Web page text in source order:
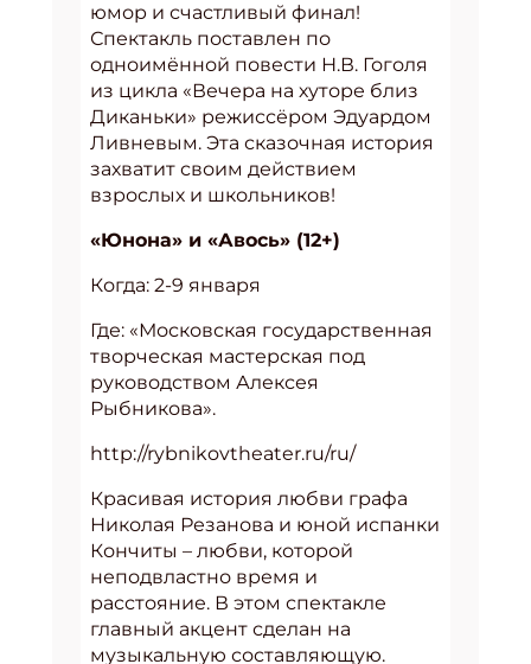
юмор и счастливый финал!
Спектакль поставлен по
одноимённой повести Н.В. Гоголя
из цикла «Вечера на хуторе близ
Диканьки» режиссёром Эдуардом
Ливневым. Эта сказочная история
захватит своим действием
взрослых и школьников!
«Юнона» и «Авось» (12+)
Когда: 2-9 января
Где: «Московская государственная
творческая мастерская под
руководством Алексея
Рыбникова».
http://rybnikovtheater.ru/ru/
Красивая история любви графа
Николая Резанова и юной испанки
Кончиты – любви, которой
неподвластно время и
расстояние. В этом спектакле
главный акцент сделан на
музыкальную составляющую.